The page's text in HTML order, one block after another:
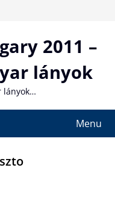
2011 –
lányok
lányok…
Menu